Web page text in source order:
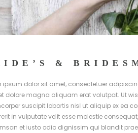
&
ipsum dolor sit amet, consectetuer
dolore magna aliquam erat volutpat. Ut
suscipit lobortis nisl ut aliquip ex ea
in vulputate velit esse molestie
et iusto odio dignissim qui blandit